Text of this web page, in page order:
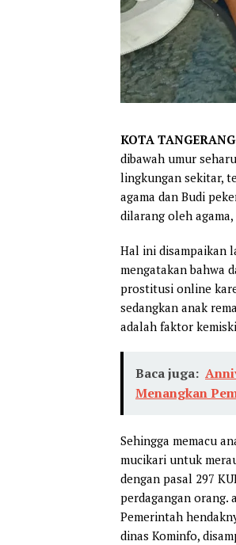
KOTA
dibawah umur
lingkungan sekitar,
agama dan Budi
dilarang oleh
Hal ini disampaikan
mengatakan bahwa
prostitusi online
sedangkan anak
adalah faktor
Baca juga:
Menangkan
Sehingga memacu
mucikari untuk
dengan pasal 297
perdagangan orang.
Pemerintah
dinas Kominfo,